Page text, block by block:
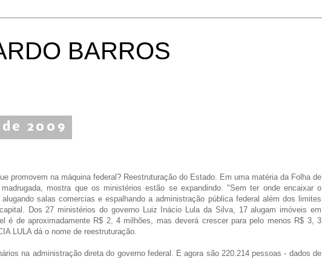
BARROS
2009
promovem na máquina federal? Reestruturação do Estado. Em uma matéria da Folha de
mostra que os ministérios estão se expandindo. "Sem ter onde encaixar o
salas comercias e espalhando a administração pública federal além dos limites
Dos 27 ministérios do governo Luiz Inácio Lula da Silva, 17 alugam imóveis em
é de aproximadamente R$ 2, 4 milhões, mas deverá crescer para pelo menos R$ 3, 3
LULA dá o nome de reestruturação.
na administração direta do governo federal. E agora são 220.214 pessoas - dados de